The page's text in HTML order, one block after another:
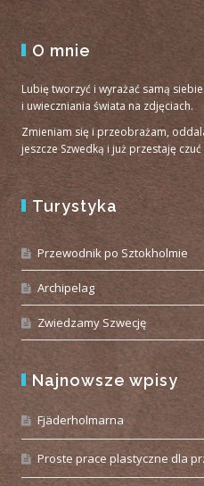
O mnie
Lubię tworzyć i wyrażać samą
i uwieczniania świata na zdjęciach.
Zmieniam się i przeobrażam,
jeszcze Szwedką i już przestaję czuć
Turystyka
Przewodnik po Sztokholmie
Archipelag
Zwiedzamy Szwecję
Najnowsze wpisy
Fjäderholmarna
Proste prace plastyczne dla